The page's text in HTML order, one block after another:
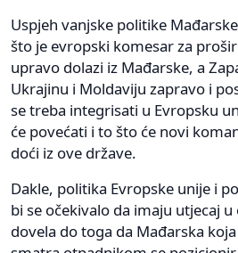
Uspjeh vanjske politike
što je evropski komesar za
upravo dolazi iz Mađarske, a
Ukrajinu i Moldaviju zapravo i
se treba integrisati u Evropsku
će povećati i to što će novi
doći iz ove države.
Dakle, politika Evropske unije i
bi se očekivalo da imaju utjecaj
dovela do toga da Mađarska